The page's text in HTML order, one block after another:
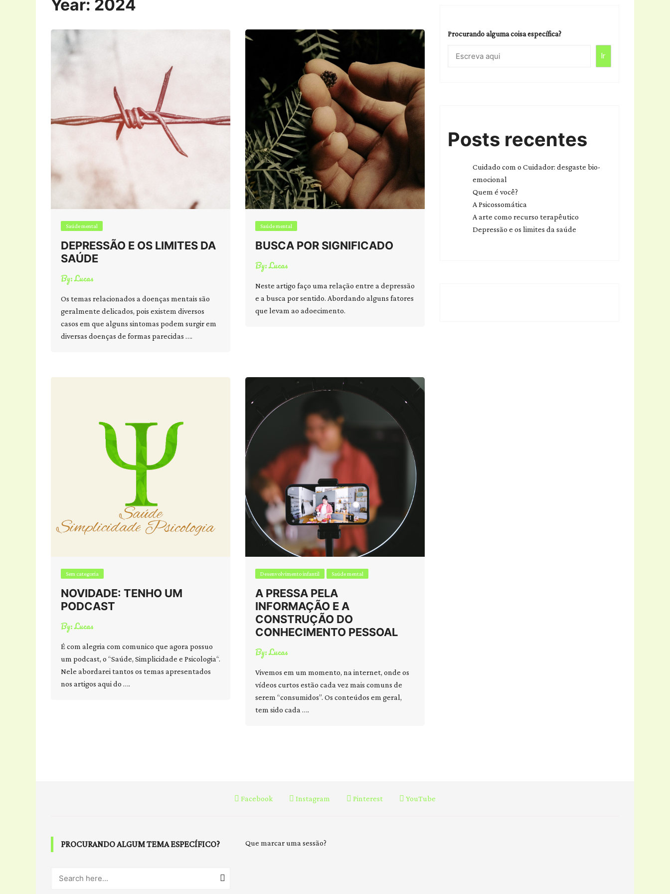
Análise de Jogos
Postagens do Instagram
Year: 2024
Saúde mental
DEPRESSÃO E OS LIMITES DA
SAÚDE
By:Lucas
Os temas relacionados a doenças mentais são
geralmente delicados, pois existem diversos
casos em que alguns sintomas podem surgir em
diversas doenças de formas parecidas ….
Saúde mental
BUSCA POR SIGNIFICADO
By:Lucas
Neste artigo faço uma relação entre a depressão
e a busca por sentido. Abordando alguns fatores
que levam ao adoecimento.
Sem categoria
NOVIDADE: TENHO UM
PODCAST
By:Lucas
É com alegria com comunico que agora possuo
um podcast, o “Saúde, Simplicidade e Psicologia“.
Nele abordarei tantos os temas apresentados
nos artigos aqui do ….
Desenvolvimento infantil Saúde mental
A PRESSA PELA
INFORMAÇÃO E A
CONSTRUÇÃO DO
CONHECIMENTO PESSOAL
By:Lucas
Vivemos em um momento, na internet, onde os
vídeos curtos estão cada vez mais comuns de
serem “consumidos”. Os conteúdos em geral,
tem sido cada ….
Procurando alguma coisa específica?
Ir
Posts recentes
Cuidado com o Cuidador: desgaste bio-
emocional
Quem é você?
A Psicossomática
A arte como recurso terapêutico
Depressão e os limites da saúde
Facebook Instagram Pinterest YouTube
PROCURANDO ALGUM TEMA ESPECÍFICO? Que marcar uma sessão?